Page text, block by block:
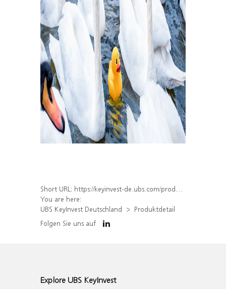
Short URL: https://keyinvest-de.ubs.com/produkt/detail/index/isin/DE000WA503R0
You are here:
UBS KeyInvest Deutschland
Produktdetail
Folgen Sie uns auf
Explore UBS KeyInvest